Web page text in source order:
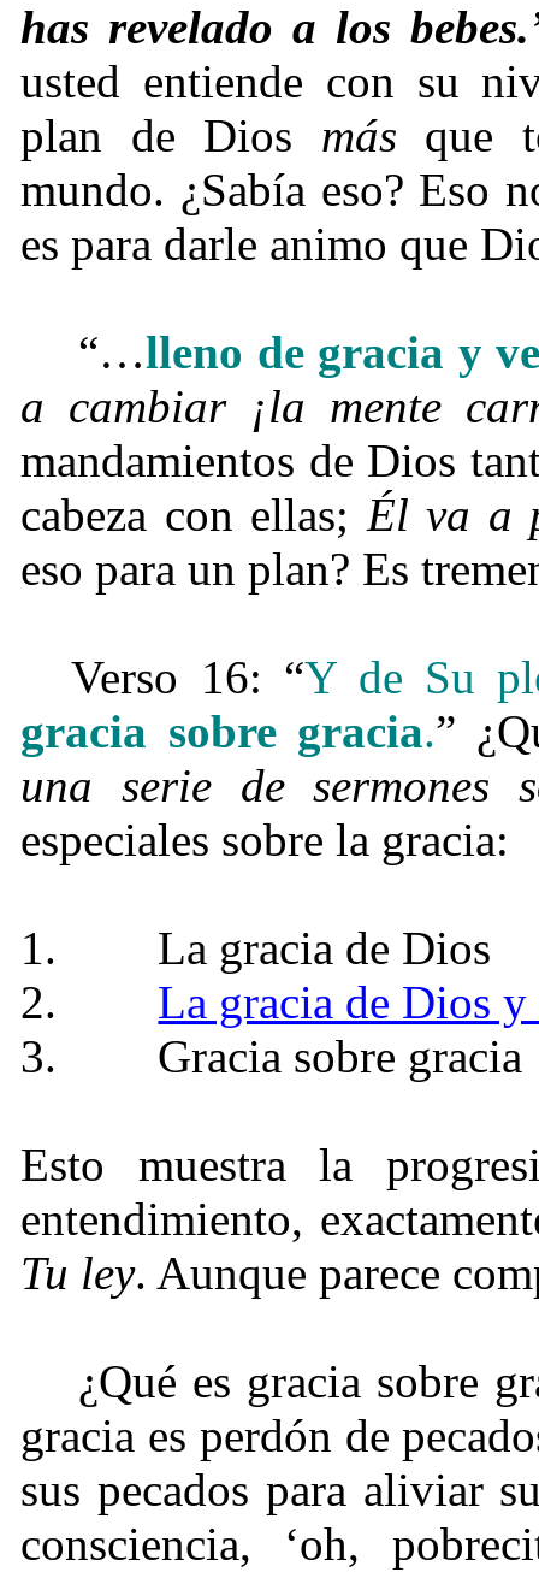
has revelado a los
usted entiende con su
plan de Dios más que
mundo. ¿Sabía eso? Eso
es para darle animo que
“…lleno de gracia y
a cambiar ¡la mente
mandamientos de Dios
cabeza con ellas; Él va a
eso para un plan? Es
Verso 16: “Y de Su
gracia sobre gracia.”
una serie de sermones
especiales sobre la gracia:
1.
La gracia de Dios
2.
La gracia de Dios
3.
Gracia sobre gracia
Esto muestra la
entendimiento,
Tu ley. Aunque parece
¿Qué es gracia sobre
gracia es perdón de
sus pecados para aliviar
consciencia, ‘oh,